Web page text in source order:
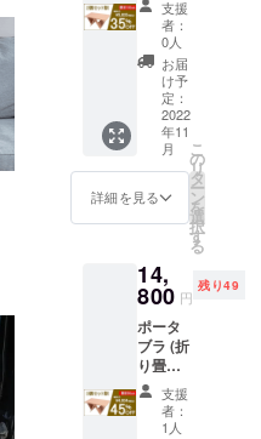
ます。
ご支援
額は全
て送料
込みの
価格で
す。 ※
支援額
が予想
よりも
価格が
変更と
合がご
ざいま
す。
いたし
ます。
達成し
た場合
の販売
予定価
格は
8,980円
×2
→17,96
リター
ンは、
販売す
る場合
の予定
価格か
ら
【40％
オフ】
マルチ
テーブ
ル) ×2個
本プロ
ジェク
トはAll
Nothing
です。
目標を
達成し
た場合
ターン
をお届
けでき
ます。
応援よ
ろしく
お願い
いたし
ます。
支援
者：
0人
お届
け予
定：
2022
年11
月
詳細を見る
こ
の
リ
タ
ー
ン
を
選
択
す
る
14,
800 円
残り49
ポータ
ブラ (折
り畳み
コルク
マルチ
テーブ
支援
者：
1人